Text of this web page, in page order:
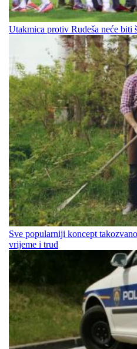
Utakmica protiv Rudeša neće biti
Sve popularniji koncept
vrijeme i trud